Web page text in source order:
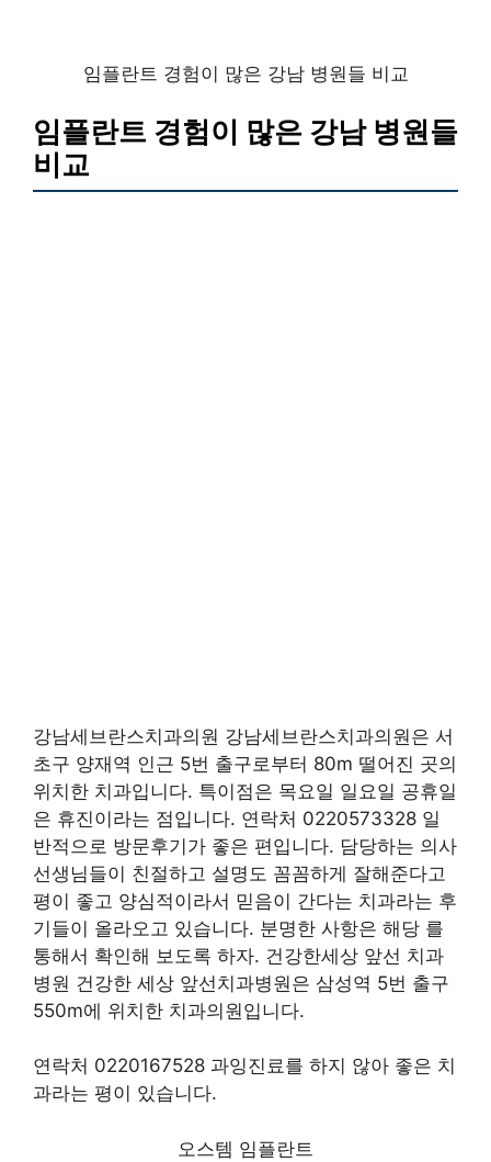
임플란트 경험이 많은 강남 병원들 비교
임플란트 경험이 많은 강남 병원들
비교
강남세브란스치과의원 강남세브란스치과의원은 서
초구 양재역 인근 5번 출구로부터 80m 떨어진 곳의
위치한 치과입니다. 특이점은 목요일 일요일 공휴일
은 휴진이라는 점입니다. 연락처 0220573328 일
반적으로 방문후기가 좋은 편입니다. 담당하는 의사
선생님들이 친절하고 설명도 꼼꼼하게 잘해준다고
평이 좋고 양심적이라서 믿음이 간다는 치과라는 후
기들이 올라오고 있습니다. 분명한 사항은 해당 를
통해서 확인해 보도록 하자. 건강한세상 앞선 치과
병원 건강한 세상 앞선치과병원은 삼성역 5번 출구
550m에 위치한 치과의원입니다.
연락처 0220167528 과잉진료를 하지 않아 좋은 치
과라는 평이 있습니다.
오스템 임플란트